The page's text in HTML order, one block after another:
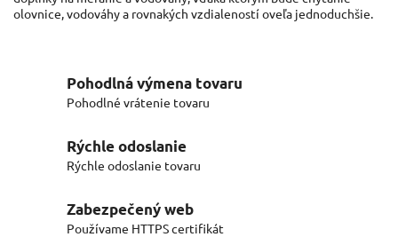
olovnice, vodováhy a rovnakých vzdialeností oveľa jednoduchšie.
Pohodlná výmena tovaru
Pohodlné vrátenie tovaru
Rýchle odoslanie
Rýchle odoslanie tovaru
Zabezpečený web
Používame HTTPS certifikát